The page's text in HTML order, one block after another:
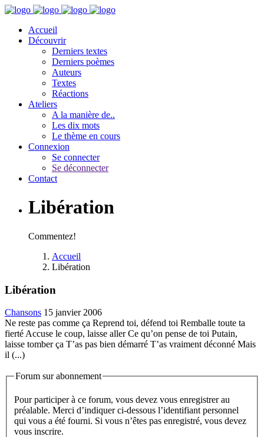
Accueil
Découvrir
Derniers textes
Derniers poèmes
Auteurs
Textes
Réactions
Ateliers
A la manière de..
Les dix mots
Le thème en cours
Connexion
Se connecter
Se déconnecter
Contact
Libération
Commentez!
Accueil
Libération
Libération
Chansons 15 janvier 2006
Ne reste pas comme ça Reprend toi, défend toi Remballe toute ta
fierté Accuse le coup, laisse aller Ce qu’on pense de toi Putain,
laisse tomber ça T’as pas bien démarré T’as vraiment déconné Mais
il (...)
Forum sur abonnement
Pour participer à ce forum, vous devez vous enregistrer au
préalable. Merci d’indiquer ci-dessous l’identifiant personnel
qui vous a été fourni. Si vous n’êtes pas enregistré, vous devez
vous inscrire.